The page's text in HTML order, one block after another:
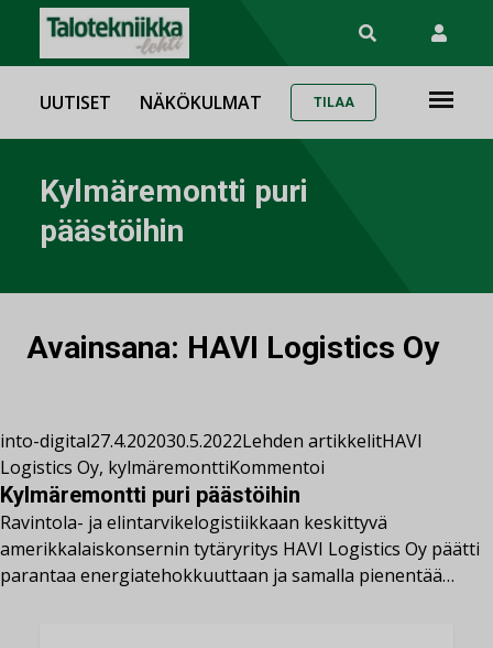
UUTISET NÄKÖKULMAT TILAA
Kylmäremontti puri
päästöihin
Avainsana: HAVI Logistics Oy
into-digital27.4.202030.5.2022Lehden artikkelitHAVI
Logistics Oy, kylmäremonttiKommentoi
Kylmäremontti puri päästöihin
Ravintola- ja elintarvikelogistiikkaan keskittyvä
amerikkalaiskonsernin tytäryritys HAVI Logistics Oy päätti
parantaa energiatehokkuuttaan ja samalla pienentää…